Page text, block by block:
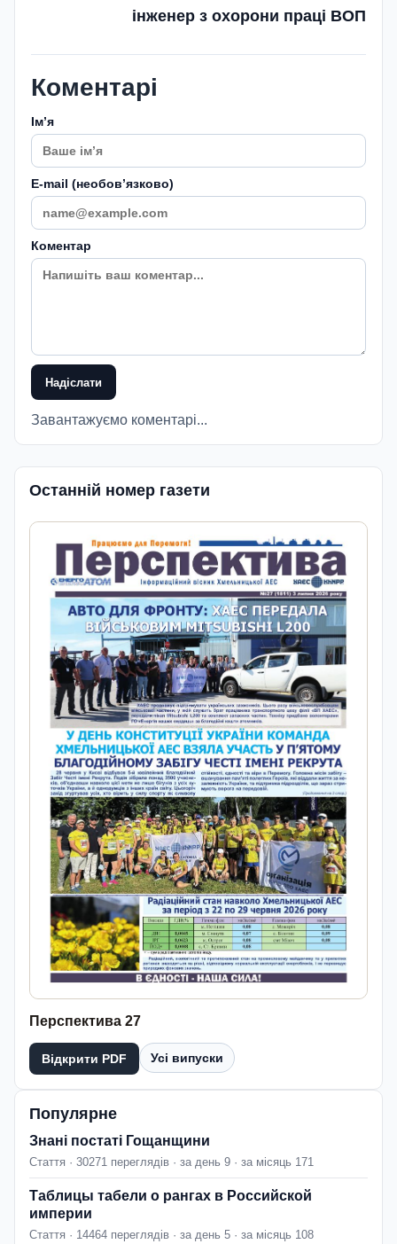
інженер з охорони праці ВОП
Коментарі
Імʼя
E-mail (необовʼязково)
Коментар
Надіслати
Завантажуємо коментарі...
Останній номер газети
Перспектива 27
Відкрити PDF Усі випуски
Популярне
Знані постаті Гощанщини
Стаття · 30271 переглядів · за день 9 · за місяць 171
Таблицы табели о рангах в Российской
империи
Стаття · 14464 переглядів · за день 5 · за місяць 108